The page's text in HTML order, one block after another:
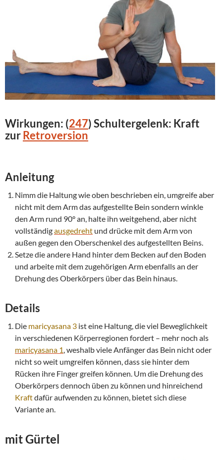
Wirkungen: (247)Schultergelenk: Kraft
zurRetroversion
Anleitung
Nimm die Haltung wie oben beschrieben ein, umgreife aber
nicht mit dem Arm das aufgestellte Bein sondern winkle
den Arm rund 90° an, halte ihn weitgehend, aber nicht
vollständigausgedreht und drücke mit dem Arm von
außen gegen den Oberschenkel des aufgestellten Beins.
Setze die andere Hand hinter dem Becken auf den Boden
und arbeite mit dem zugehörigen Arm ebenfalls an der
Drehung des Oberkörpers über das Bein hinaus.
Details
Die maricyasana 3 ist eine Haltung, die viel Beweglichkeit
in verschiedenen Körperregionen fordert – mehr noch als
maricyasana 1, weshalb viele Anfänger das Bein nicht oder
nicht so weit umgreifen können, dass sie hinter dem
Rücken ihre Finger greifen können. Um die Drehung des
Oberkörpers dennoch üben zu können und hinreichend
Kraftdafür aufwenden zu können, bietet sich diese
Variante an.
mit Gürtel